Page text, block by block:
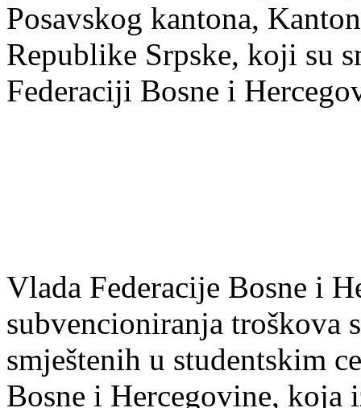
Posavskog kantona,
Republike Srpske, koji su
Federaciji Bosne i
Vlada Federacije Bosne i
subvencioniranja troškova
smještenih u studentskim
Bosne i Hercegovine, koja